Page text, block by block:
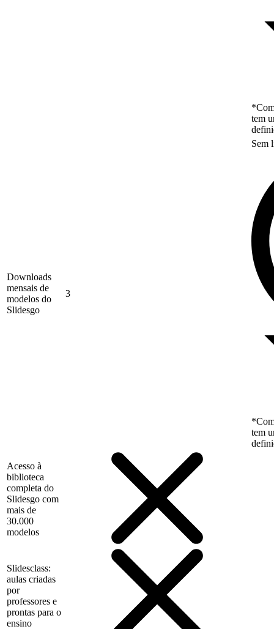
tem
Downloads
mensais de
modelos do
Slidesgo
3
Sem
tem
Acesso à
biblioteca
completa do
Slidesgo com
mais de
30.000
modelos
Slidesclass:
aulas criadas
por
professores e
prontas para o
ensino